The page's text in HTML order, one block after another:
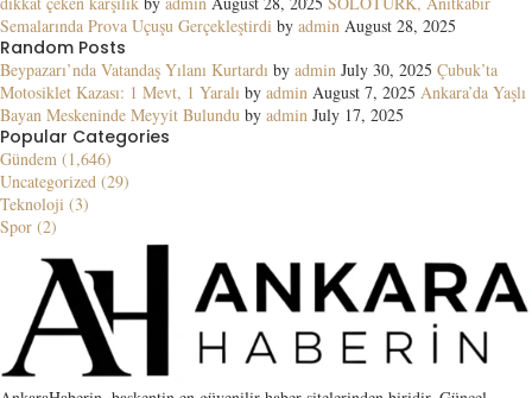
Semalarında Prova Uçuşu Gerçekleştirdi by admin August 28, 2025
Random Posts
Beypazarı’nda Vatandaş Yılanı Kurtardı by admin July 30, 2025 Çubuk’ta
Motosiklet Kazası: 1 Mevt, 1 Yaralı by admin August 7, 2025 Ankara’da Yaşlı
Bayan Meskeninde Meyyit Bulundu by admin July 17, 2025
Popular Categories
Gündem (1,646)
Uncategorized (29)
Teknoloji (3)
Spor (2)